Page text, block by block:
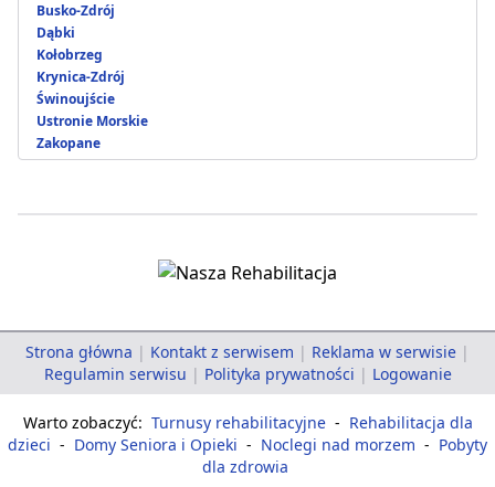
Busko-Zdrój
Dąbki
Kołobrzeg
Krynica-Zdrój
Świnoujście
Ustronie Morskie
Zakopane
Strona główna | Kontakt z serwisem | Reklama w serwisie |
Regulamin serwisu | Polityka prywatności | Logowanie
Warto zobaczyć: Turnusy rehabilitacyjne - Rehabilitacja dla
dzieci - Domy Seniora i Opieki - Noclegi nad morzem - Pobyty
dla zdrowia